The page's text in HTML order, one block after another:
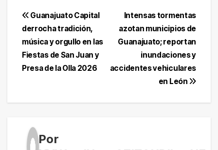
Navegación
de
entradas
Intensas tormentas
azotan municipios de
Guanajuato; reportan
inundaciones y
accidentes vehiculares
en León
Guanajuato Capital
derrocha tradición,
música y orgullo en las
Fiestas de San Juan y
Presa de la Olla 2026
Por